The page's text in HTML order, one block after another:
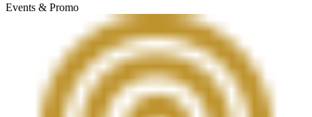
Events & Promo